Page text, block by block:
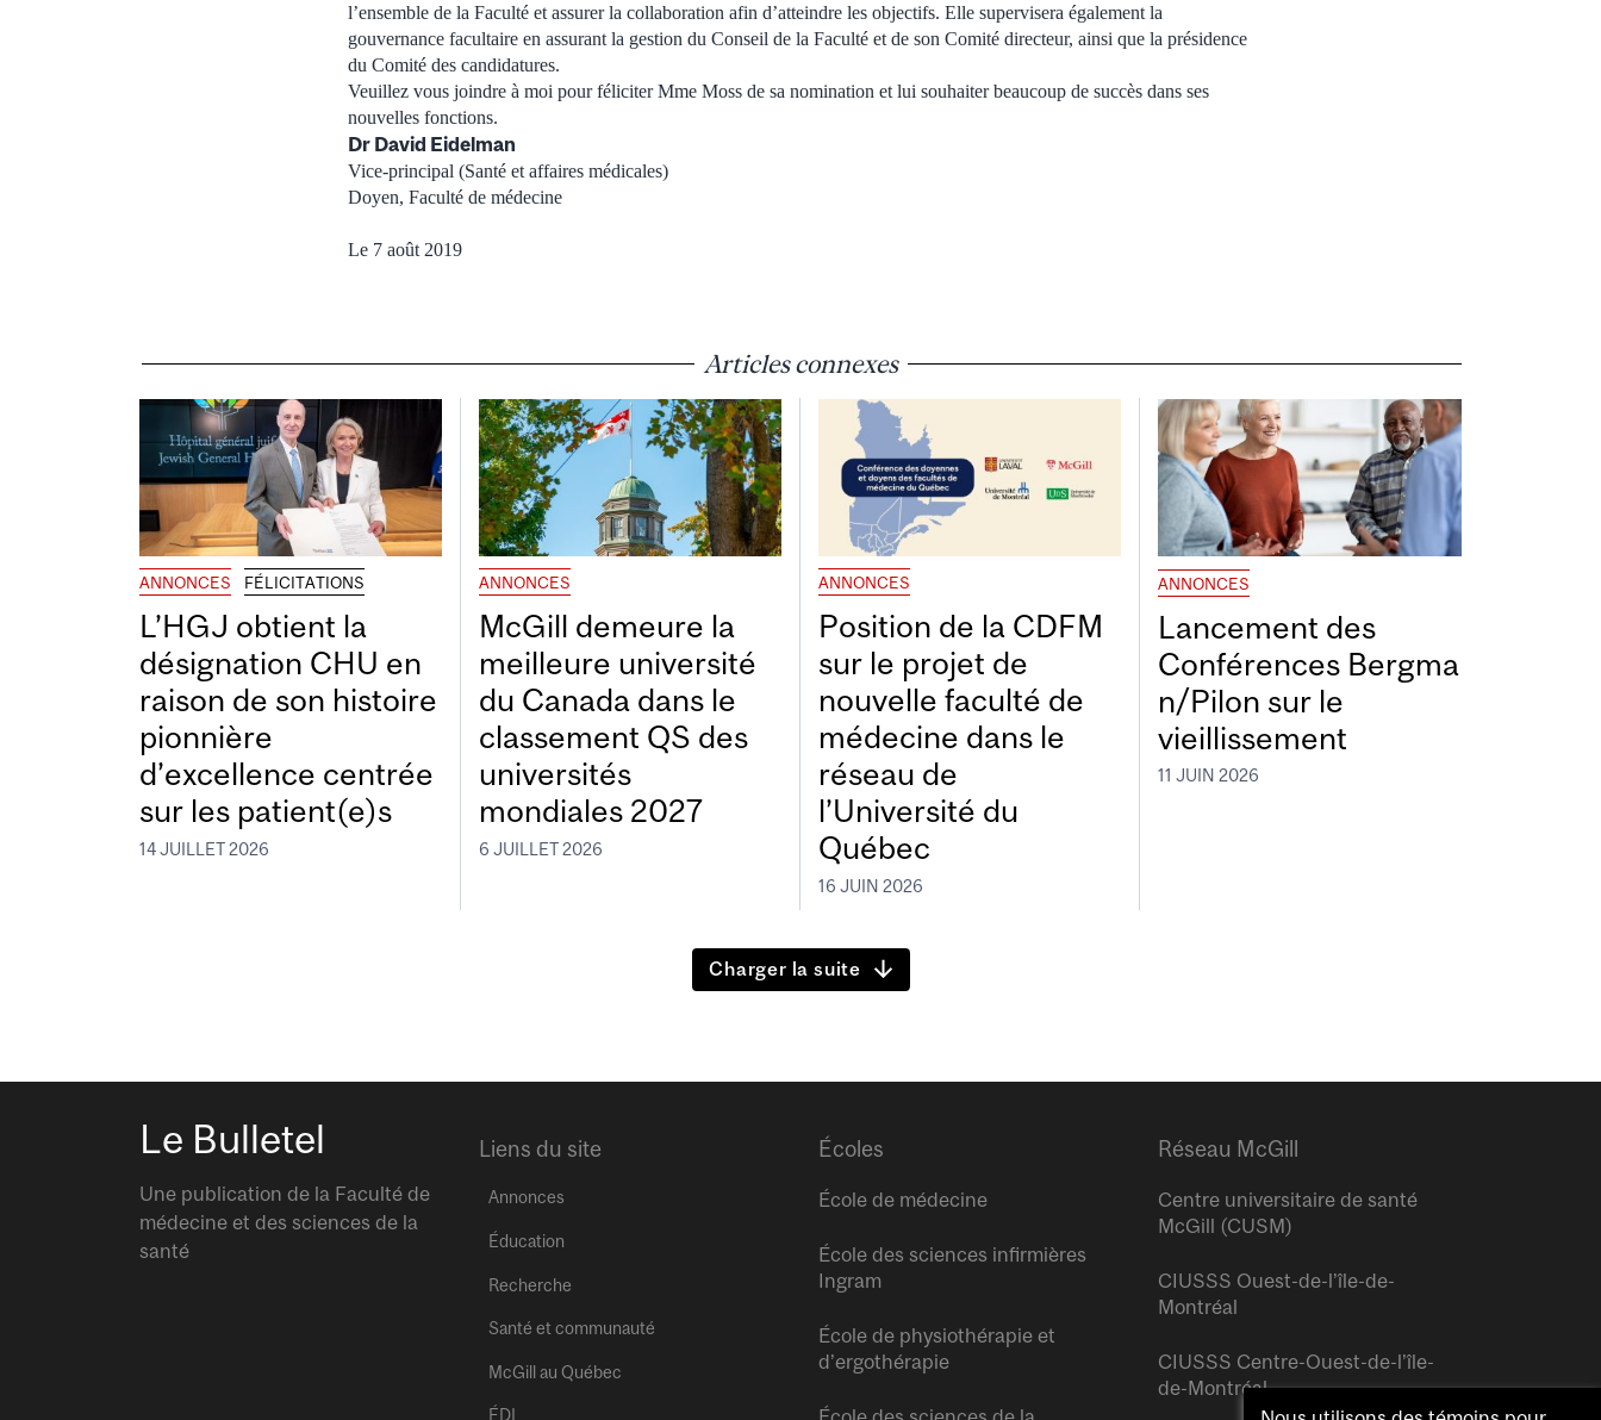
l’ensemble de la Faculté et assurer la collaboration afin d’atteindre les objectifs. Elle supervisera également la
gouvernance facultaire en assurant la gestion du Conseil de la Faculté et de son Comité directeur, ainsi que la présidence
du Comité des candidatures.
Veuillez vous joindre à moi pour féliciter Mme Moss de sa nomination et lui souhaiter beaucoup de succès dans ses
nouvelles fonctions.
Dr David Eidelman
Vice-principal (Santé et affaires médicales)
Doyen, Faculté de médecine
Le 7 août 2019
Articles connexes
ANNONCES FÉLICITATIONS
L’HGJ obtient la
désignation CHU en
raison de son histoire
pionnière
d’excellence centrée
sur les patient(e)s
14 JUILLET 2026
ANNONCES
McGill demeure la
meilleure université
du Canada dans le
classement QS des
universités
mondiales 2027
6 JUILLET 2026
ANNONCES
Position de la CDFM
sur le projet de
nouvelle faculté de
médecine dans le
réseau de
l’Université du
Québec
16 JUIN 2026
ANNONCES
Lancement des
Conférences Bergma
n/Pilon sur le
vieillissement
11 JUIN 2026
Charger la suite
Le Bulletel
Une publication de la Faculté de
médecine et des sciences de la
santé
Liens du site
Annonces
Éducation
Recherche
Santé et communauté
McGill au Québec
ÉDI
Écoles
École de médecine
École des sciences infirmières
Ingram
École de physiothérapie et
d’ergothérapie
Réseau McGill
Centre universitaire de santé
McGill (CUSM)
CIUSSS Ouest-de-l’île-de-
Montréal
CIUSSS Centre-Ouest-de-l’île-
de-Montréal